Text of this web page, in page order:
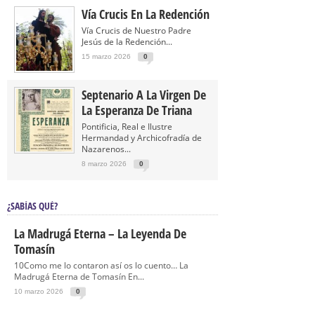
Vía Crucis En La Redención
Vía Crucis de Nuestro Padre
Jesús de la Redención...
15 marzo 2026 0
Septenario A La Virgen De
La Esperanza De Triana
Pontificia, Real e Ilustre
Hermandad y Archicofradía de
Nazarenos...
8 marzo 2026 0
¿SABÍAS QUÉ?
La Madrugá Eterna – La Leyenda De
Tomasín
10Como me lo contaron así os lo cuento… La
Madrugá Eterna de Tomasín En...
10 marzo 2026 0